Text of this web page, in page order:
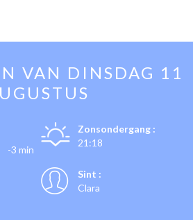
VAN DINSDAG 11
-3 min
Zonsondergang :
21:18
Sint :
Clara